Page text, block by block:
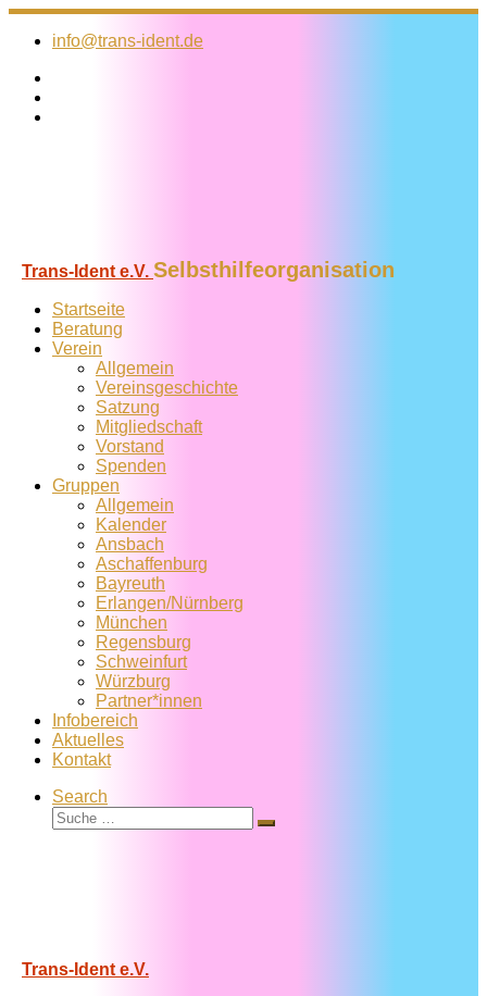
Zum
Inhalt
info@trans-ident.de
Trans-Ident e.V. Selbsthilfeorganisation
Startseite
Beratung
Verein
Allgemein
Vereins­geschichte
Satzung
Mitglied­schaft
Vorstand
Spenden
Gruppen
Allgemein
Kalender
Ansbach
Aschaffenburg
Bayreuth
Erlangen/Nürnberg
München
Regensburg
Schweinfurt
Würzburg
Partner*innen
Infobereich
Aktuelles
Kontakt
Search
Suche
Suche
Trans-Ident e.V.